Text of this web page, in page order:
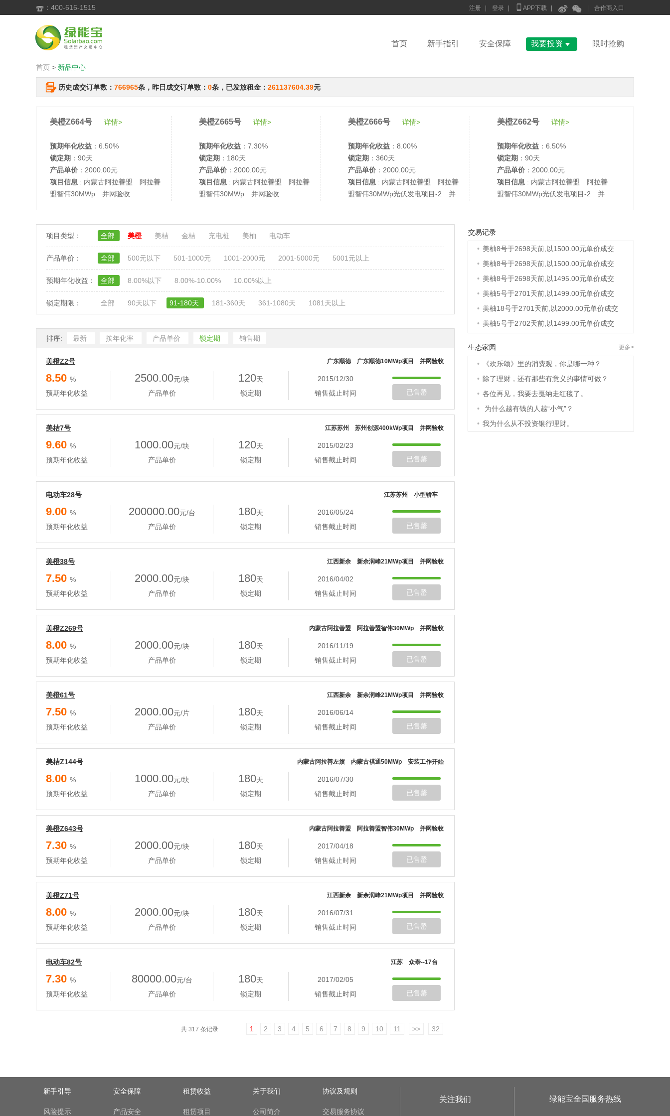
 ：400-616-1515 注册 登录  APP下载   合作商入口
首页 新手指引 安全保障 我要投资  限时抢购
首页 > 新品中心
历史成交订单数： 766965条，昨日成交订单数： 0条，已发放租金： 261137604.39元
美橙Z664号 详情>
预期年化收益 ：6.50%
锁定期 ：90天
产品单价 ：2000.00元
项目信息 : 内蒙古阿拉善盟 阿拉善
盟智伟30MWp 并网验收
美橙Z665号 详情>
预期年化收益 ：7.30%
锁定期 ：180天
产品单价 ：2000.00元
项目信息 : 内蒙古阿拉善盟 阿拉善
盟智伟30MWp 并网验收
美橙Z666号 详情>
预期年化收益 ：8.00%
锁定期 ：360天
产品单价 ：2000.00元
项目信息 : 内蒙古阿拉善盟 阿拉善
盟智伟30MWp光伏发电项目-2 并
美橙Z662号 详情>
预期年化收益 ：6.50%
锁定期 ：90天
产品单价 ：2000.00元
项目信息 : 内蒙古阿拉善盟 阿拉善
盟智伟30MWp光伏发电项目-2 并
项目类型： 全部 美橙 美桔 金桔 充电桩 美柚 电动车
产品单价： 全部 500元以下 501-1000元 1001-2000元 2001-5000元 5001元以上
预期年化收益： 全部 8.00%以下 8.00%-10.00% 10.00%以上
锁定期限： 全部 90天以下 91-180天 181-360天 361-1080天 1081天以上
排序: 最新 按年化率 产品单价 锁定期 销售期
美橙Z2号 广东顺德 广东顺德10MWp项目 并网验收
8.50 %
预期年化收益
2500.00元/块
产品单价
120天
锁定期
2015/12/30
销售截止时间
已售罄
美桔7号 江苏苏州 苏州创源400kWp项目 并网验收
9.60 %
预期年化收益
1000.00元/块
产品单价
120天
锁定期
2015/02/23
销售截止时间
已售罄
电动车28号 江苏苏州 小型轿车
9.00 %
预期年化收益
200000.00元/台
产品单价
180天
锁定期
2016/05/24
销售截止时间
已售罄
美橙38号 江西新余 新余润峰21MWp项目 并网验收
7.50 %
预期年化收益
2000.00元/块
产品单价
180天
锁定期
2016/04/02
销售截止时间
已售罄
美橙Z269号 内蒙古阿拉善盟 阿拉善盟智伟30MWp 并网验收
8.00 %
预期年化收益
2000.00元/块
产品单价
180天
锁定期
2016/11/19
销售截止时间
已售罄
美橙61号 江西新余 新余润峰21MWp项目 并网验收
7.50 %
预期年化收益
2000.00元/片
产品单价
180天
锁定期
2016/06/14
销售截止时间
已售罄
美桔Z144号 内蒙古阿拉善左旗 内蒙古褀通50MWp 安装工作开始
8.00 %
预期年化收益
1000.00元/块
产品单价
180天
锁定期
2016/07/30
销售截止时间
已售罄
美橙Z643号 内蒙古阿拉善盟 阿拉善盟智伟30MWp 并网验收
7.30 %
预期年化收益
2000.00元/块
产品单价
180天
锁定期
2017/04/18
销售截止时间
已售罄
美橙Z71号 江西新余 新余润峰21MWp项目 并网验收
8.00 %
预期年化收益
2000.00元/块
产品单价
180天
锁定期
2016/07/31
销售截止时间
已售罄
电动车82号 江苏 众泰--17台
7.30 %
预期年化收益
80000.00元/台
产品单价
180天
锁定期
2017/02/05
销售截止时间
已售罄
共 317 条记录 1 2 3 4 5 6 7 8 9 10 11 >> 32
交易记录
美柚27号于2687天前,以1995.00元单价成交
• 美柚36号于2690天前,以1200.00元单价成交
• 美柚8号于2698天前,以1500.00元单价成交
• 美柚8号于2698天前,以1500.00元单价成交
• 美柚8号于2698天前,以1495.00元单价成交
• 美柚5号于2701天前,以1499.00元单价成交
• 美柚18号于2701天前,以2000.00元单价成交
• 美柚5号于2702天前,以1499.00元单价成交
•
美柚38号于2702天前,以1500.00元单价成交
美柚20号于2716天前,以1495.00元单价成交
美柚38号于2719天前,以1500.00元单价成交
美柚10号于2719天前,以2000.00元单价成交
美柚8号于2721天前,以1490.00元单价成交
美柚5号于2725天前,以1498.00元单价成交
生态家园 更多>
•
《欢乐颂》里的消费观，你是哪一种？
• 除了理财，还有那些有意义的事情可做？
• 各位再见，我要去戛纳走红毯了。
•
为什么越有钱的人越“小气”？
• 我为什么从不投资银行理财。
新手引导
风险提示
安全保障
产品安全
租赁收益
租赁项目
关于我们
公司简介
协议及规则
交易服务协议
关注我们 绿能宝全国服务热线